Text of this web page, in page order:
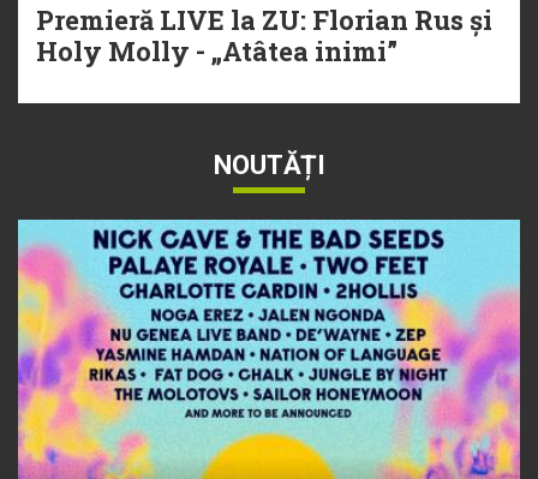
Premieră LIVE la ZU: Florian Rus și
Holy Molly - „Atâtea inimi”
NOUTĂȚI